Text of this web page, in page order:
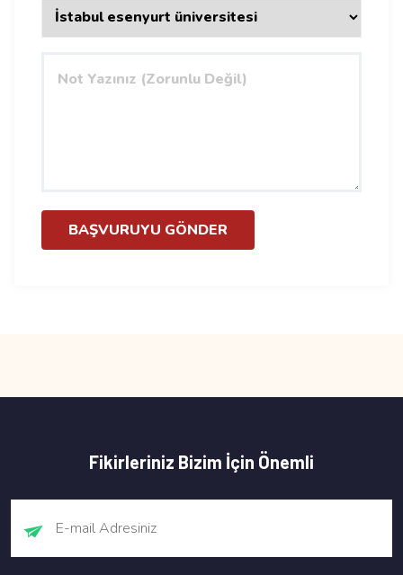
BAŞVURUYU GÖNDER
Fikirleriniz Bizim İçin Önemli